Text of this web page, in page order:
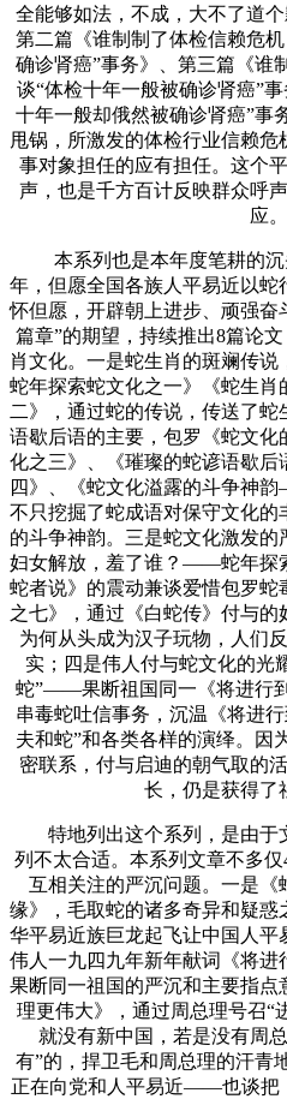
全能够如法，不成，大不了道个
第二篇《谁制制了体检信赖危
确诊肾癌”事务》、第三篇《
谈“体检十年一般被确诊肾癌”
十年一般却俄然被确诊肾癌”事
甩锅，所激发的体检行业信赖
事对象担任的应有担任。这个
声，也是千方百计反映群众呼
应。
本系列也是本年度笔耕的沉
年，但愿全国各族人平易近以
怀但愿，开辟朝上进步、顽强
篇章”的期望，持续推出8篇论
肖文化。一是蛇生肖的斑斓传
蛇年探索蛇文化之一》《蛇生
二》，通过蛇的传说，传送了
语歇后语的主要，包罗《蛇文
化之三》、《璀璨的蛇谚语歇
四》、《蛇文化溢露的斗争神
不只挖掘了蛇成语对保守文化
的斗争神韵。三是蛇文化激发
妇女解放，羞了谁？——蛇年探
蛇者说》的震动兼谈爱惜包罗
之七》，通过《白蛇传》付与
为何从头成为汉子玩物，人们
实；四是伟人付与蛇文化的光
蛇”——果断祖国同一《将进行
串毒蛇吐信事务，沉温《将进
夫和蛇”和各类各样的演绎。因
密联系，付与启迪的朝气取的
长，仍是获得了
特地列出这个系列，是由于
列不太合适。本系列文章不多
互相关注的严沉问题。一是
缘》，毛取蛇的诸多奇异和疑惑
华平易近族巨龙起飞让中国人
伟人一九四九年新年献词《将
果断同一祖国的严沉和主要指点
理更伟大》，通过周总理号召“
就没有新中国，若是没有周
有”的，捍卫毛和周总理的汗青
正在向党和人平易近——也谈把